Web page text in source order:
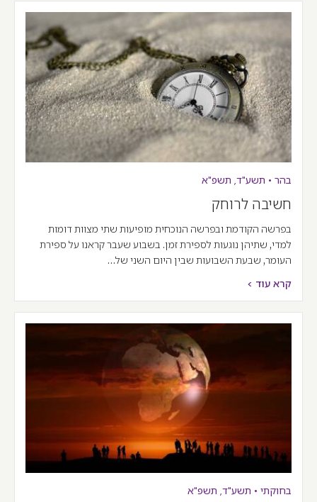
בהר • תשע"ד, תשפ"א
חשיבה לרוחק
בפרשה הקודמת ובפרשה הנוכחית מופיעות שתי מצוות דומות
למדי, שתיהן נוגעות לספירת זמן. בשבוע שעבר קראנו על ספירת
העומר, שבעת השבועות שבין היום השני של…
קרא עוד >
בחוקתי • תשע"ד, תשפ"א